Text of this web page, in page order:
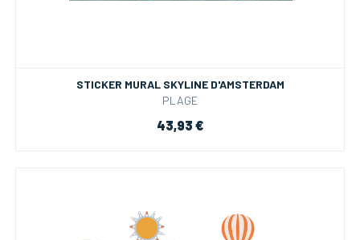
STICKER MURAL SKYLINE D'AMSTERDAM
PLAGE
43,93 €